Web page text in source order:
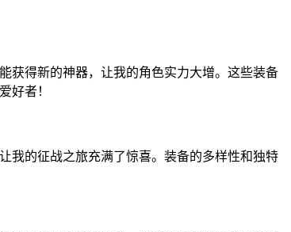
获得新的神器，让我的角色实力大增。这些装备
好者！
我的征战之旅充满了惊喜。装备的多样性和独特